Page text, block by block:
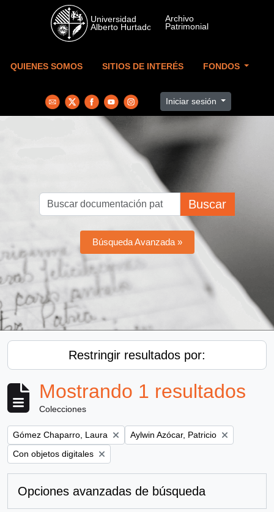
Skip to main content
QUIENES SOMOS SITIOS DE INTERÉS FONDOS
Iniciar sesión
Buscar
Búsqueda Avanzada »
Restringir resultados por:
Mostrando 1 resultados
Colecciones
Remove filter:
Gómez Chaparro, Laura Remove filter:
Aylwin Azócar, Patricio
Remove filter:
Con objetos digitales
Opciones avanzadas de búsqueda